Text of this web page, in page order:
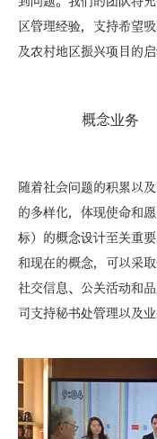
区管理经验，支持希望
及农村地区振兴项目的启
概念业务
随着社会问题的积累以
的多样化，体现使命和
标）的概念设计至关重
和现在的概念，可以采
社交信息、公关活动和
司支持秘书处管理以及业